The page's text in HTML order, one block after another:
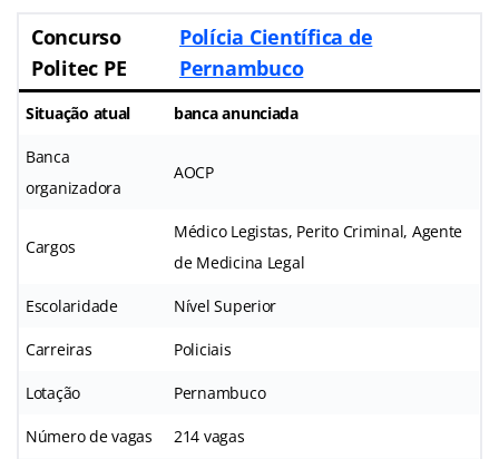
Concurso
Politec PE
Polícia Científica de
Pernambuco
Situação atual banca anunciada
Banca
organizadora
AOCP
Cargos
Médico Legistas, Perito Criminal, Agente
de Medicina Legal
Escolaridade Nível Superior
Carreiras Policiais
Lotação Pernambuco
Número de vagas 214 vagas